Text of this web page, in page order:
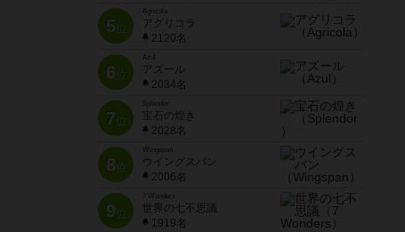
5位
Agricola
アグリコラ
2120名
6位
Azul
アズール
2034名
7位
宝石の煌き
2028名
8位
Wingspan
ウイングスパン
2006名
9位
7 Wonders
世界の七不思議
1919名